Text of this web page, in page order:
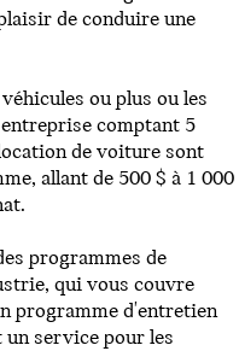
de conduire une
ou plus ou les
comptant 5
de voiture sont
allant de 500 $ à 1 000
programmes de
qui vous couvre
programme d'entretien
service pour les